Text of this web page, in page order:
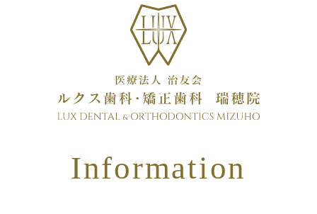
Information